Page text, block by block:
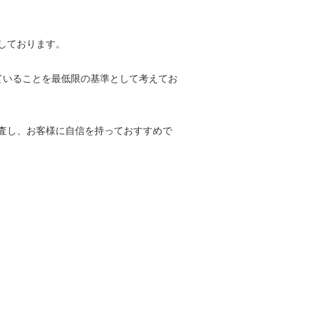
おります。
ることを最低限の基準として考えてお
し、お客様に自信を持っておすすめで